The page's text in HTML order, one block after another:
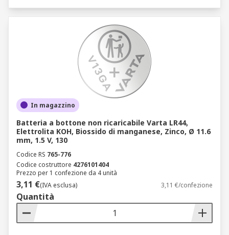
In magazzino
Batteria a bottone non ricaricabile Varta LR44,
Elettrolita KOH, Biossido di manganese, Zinco, Ø 11.6
mm, 1.5 V, 130
Codice RS 765-776
Codice costruttore 4276101404
Prezzo per 1 confezione da 4 unità
3,11 €(IVA esclusa) 3,11 €/confezione
Quantità